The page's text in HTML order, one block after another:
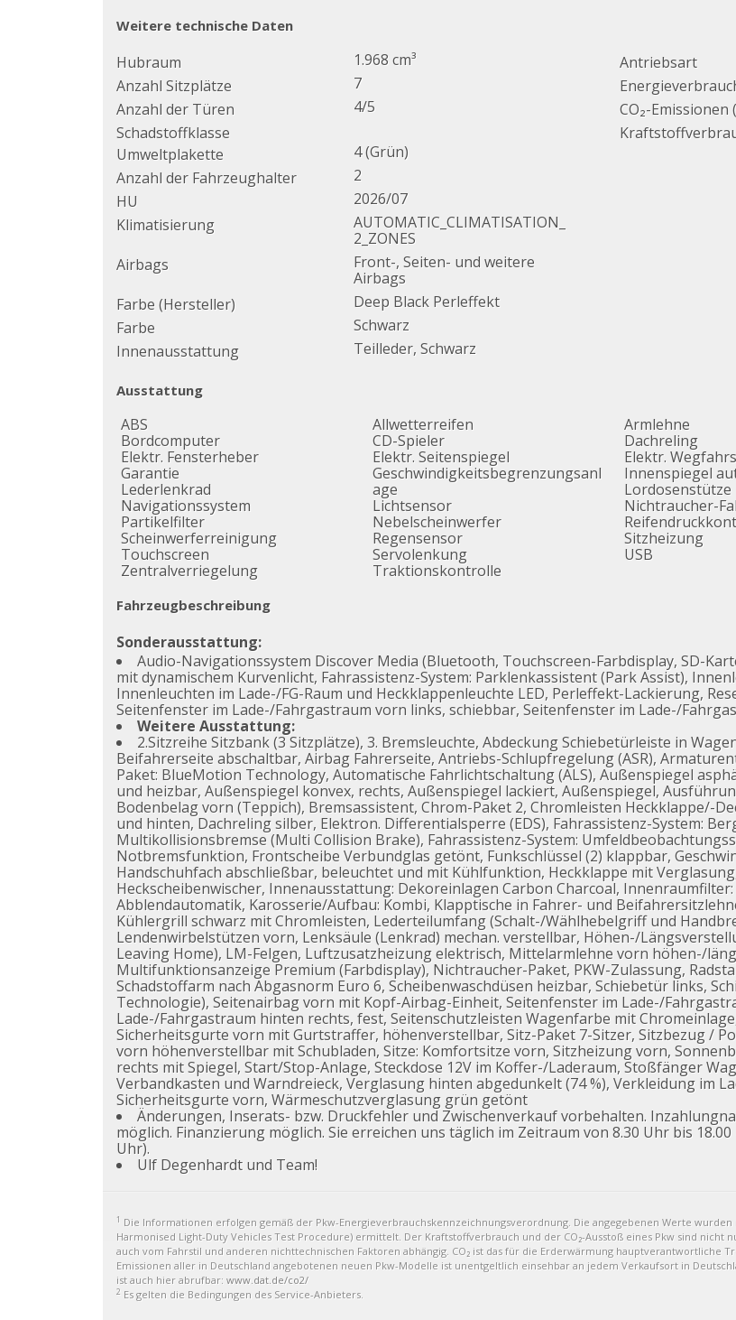
Weitere technische Daten
Hubraum
1.968 cm³
Anzahl Sitzplätze
7
Anzahl der Türen
4/5
Schadstoffklasse
Umweltplakette
4 (Grün)
Anzahl der Fahrzeughalter
2
HU
2026/07
Klimatisierung
AUTOMATIC_CLIMATISATION_
2_ZONES
Airbags
Front-, Seiten- und weitere
Airbags
Farbe (Hersteller)
Deep Black Perleffekt
Farbe
Schwarz
Innenausstattung
Teilleder, Schwarz
Antriebsart
CO₂-Emissionen
Ausstattung
ABS
Bordcomputer
Elektr. Fensterheber
Garantie
Lederlenkrad
Navigationssystem
Partikelfilter
Scheinwerferreinigung
Touchscreen
Zentralverriegelung
Allwetterreifen
CD-Spieler
Elektr. Seitenspiegel
Geschwindigkeitsbegrenzungsanl
age
Lichtsensor
Nebelscheinwerfer
Regensensor
Servolenkung
Traktionskontrolle
Armlehne
Dachreling
Elektr.
Innenspiegel
Lordosenstütze
Nichtraucher-
Sitzheizung
USB
Fahrzeugbeschreibung
Sonderausstattung:
Audio-Navigationssystem Discover Media (Bluetooth, Touchscreen-Farbdisplay, SD-
mit dynamischem Kurvenlicht, Fahrassistenz-System: Parklenkassistent (Park Assist),
Innenleuchten im Lade-/FG-Raum und Heckklappenleuchte LED, Perleffekt-Lackierung,
Seitenfenster im Lade-/Fahrgastraum vorn links, schiebbar, Seitenfenster im Lade-/
Weitere Ausstattung:
2.Sitzreihe Sitzbank (3 Sitzplätze), 3. Bremsleuchte, Abdeckung Schiebetürleiste in
Beifahrerseite abschaltbar, Airbag Fahrerseite, Antriebs-Schlupfregelung (ASR),
Paket: BlueMotion Technology, Automatische Fahrlichtschaltung (ALS), Außenspiegel
und heizbar, Außenspiegel konvex, rechts, Außenspiegel lackiert, Außenspiegel,
Bodenbelag vorn (Teppich), Bremsassistent, Chrom-Paket 2, Chromleisten Heckklappe/-
und hinten, Dachreling silber, Elektron. Differentialsperre (EDS), Fahrassistenz-System:
Multikollisionsbremse (Multi Collision Brake), Fahrassistenz-System:
Notbremsfunktion, Frontscheibe Verbundglas getönt, Funkschlüssel (2) klappbar,
Handschuhfach abschließbar, beleuchtet und mit Kühlfunktion, Heckklappe mit
Heckscheibenwischer, Innenausstattung: Dekoreinlagen Carbon Charcoal,
Abblendautomatik, Karosserie/Aufbau: Kombi, Klapptische in Fahrer- und
Kühlergrill schwarz mit Chromleisten, Lederteilumfang (Schalt-/Wählhebelgriff und
Lendenwirbelstützen vorn, Lenksäule (Lenkrad) mechan. verstellbar, Höhen-/
Leaving Home), LM-Felgen, Luftzusatzheizung elektrisch, Mittelarmlehne vorn höhen-/
Multifunktionsanzeige Premium (Farbdisplay), Nichtraucher-Paket, PKW-Zulassung,
Schadstoffarm nach Abgasnorm Euro 6, Scheibenwaschdüsen heizbar, Schiebetür links,
Technologie), Seitenairbag vorn mit Kopf-Airbag-Einheit, Seitenfenster im Lade-/
Lade-/Fahrgastraum hinten rechts, fest, Seitenschutzleisten Wagenfarbe mit
Sicherheitsgurte vorn mit Gurtstraffer, höhenverstellbar, Sitz-Paket 7-Sitzer, Sitzbezug /
vorn höhenverstellbar mit Schubladen, Sitze: Komfortsitze vorn, Sitzheizung vorn,
rechts mit Spiegel, Start/Stop-Anlage, Steckdose 12V im Koffer-/Laderaum, Stoßfänger
Verbandkasten und Warndreieck, Verglasung hinten abgedunkelt (74 %), Verkleidung im
Sicherheitsgurte vorn, Wärmeschutzverglasung grün getönt
Änderungen, Inserats- bzw. Druckfehler und Zwischenverkauf vorbehalten.
möglich. Finanzierung möglich. Sie erreichen uns täglich im Zeitraum von 8.30 Uhr bis
Uhr).
Ulf Degenhardt und Team!
1 Die Informationen erfolgen gemäß der Pkw-Energieverbrauchskennzeichnungsverordnung. Die angegebenen Werte
Harmonised Light-Duty Vehicles Test Procedure) ermittelt. Der Kraftstoffverbrauch und der CO₂-Ausstoß eines Pkw sind
auch vom Fahrstil und anderen nichttechnischen Faktoren abhängig. CO₂ ist das für die Erderwärmung hauptverantwortliche
Emissionen aller in Deutschland angebotenen neuen Pkw-Modelle ist unentgeltlich einsehbar an jedem Verkaufsort in
ist auch hier abrufbar: www.dat.de/co2/
2 Es gelten die Bedingungen des Service-Anbieters.